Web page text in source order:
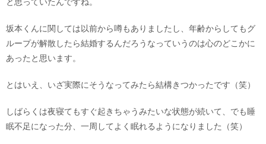
坂本くんに関しては以前から噂もありましたし、年齢からしてもグ
ループが解散したら結婚するんだろうなっていうのは心のどこかに
あったと思います。
とはいえ、いざ実際にそうなってみたら結構きつかったです（笑）
しばらくは夜寝てもすぐ起きちゃうみたいな状態が続いて、でも睡
眠不足になった分、一周してよく眠れるようになりました（笑）